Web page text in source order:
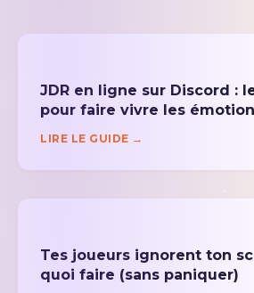
JDR en ligne sur Discord :
pour faire vivre les
LIRE LE GUIDE →
Tes joueurs ignorent ton
quoi faire (sans paniquer)